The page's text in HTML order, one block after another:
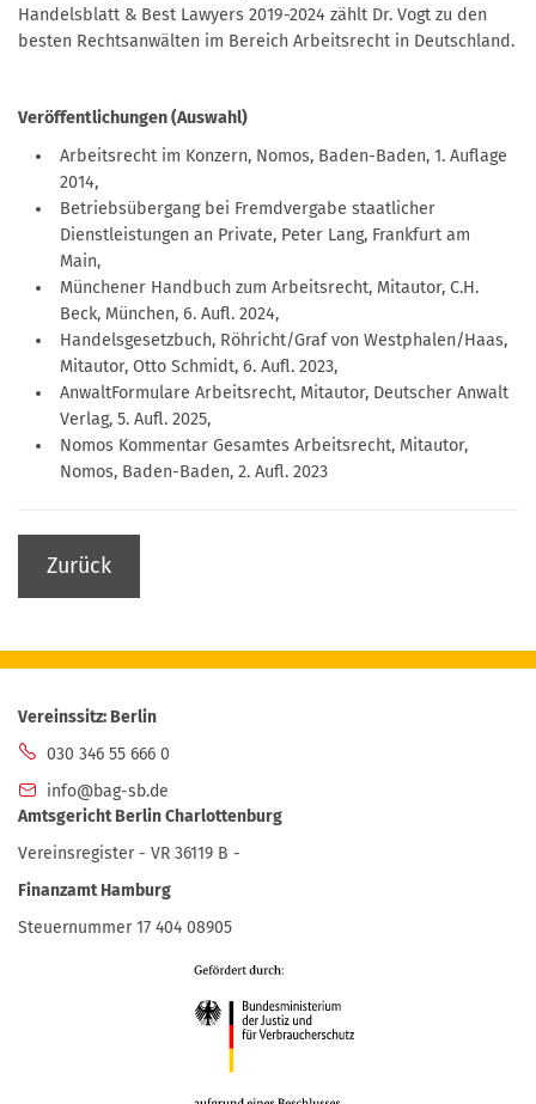
Handelsblatt & Best Lawyers 2019-2024 zählt Dr. Vogt zu den
besten Rechtsanwälten im Bereich Arbeitsrecht in Deutschland.
Veröffentlichungen (Auswahl)
Arbeitsrecht im Konzern, Nomos, Baden-Baden, 1. Auflage
2014,
Betriebsübergang bei Fremdvergabe staatlicher
Dienstleistungen an Private, Peter Lang, Frankfurt am
Main,
Münchener Handbuch zum Arbeitsrecht, Mitautor, C.H.
Beck, München, 6. Aufl. 2024,
Handelsgesetzbuch, Röhricht/Graf von Westphalen/Haas,
Mitautor, Otto Schmidt, 6. Aufl. 2023,
AnwaltFormulare Arbeitsrecht, Mitautor, Deutscher Anwalt
Verlag, 5. Aufl. 2025,
Nomos Kommentar Gesamtes Arbeitsrecht, Mitautor,
Nomos, Baden-Baden, 2. Aufl. 2023
Zurück
Vereinssitz: Berlin
030 346 55 666 0
info@bag-sb.de
Amtsgericht Berlin Charlottenburg
Vereinsregister - VR 36119 B -
Finanzamt Hamburg
Steuernummer 17 404 08905